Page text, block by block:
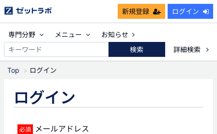
新規登録 ログイン
専門分野 メニュー
お知らせ
検索
詳細検索
Top ログイン
ログイン
メールアドレス